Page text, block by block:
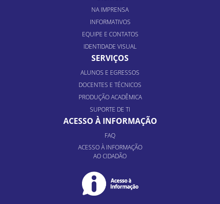
NA IMPRENSA
INFORMATIVOS
EQUIPE E CONTATOS
IDENTIDADE VISUAL
SERVIÇOS
ALUNOS E EGRESSOS
DOCENTES E TÉCNICOS
PRODUÇÃO ACADÊMICA
SUPORTE DE TI
ACESSO À INFORMAÇÃO
FAQ
ACESSO À INFORMAÇÃO
AO CIDADÃO